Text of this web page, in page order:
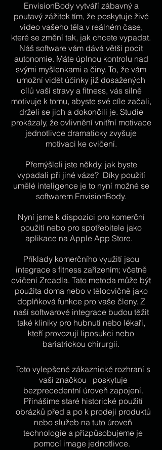
EnvisionBody vytváří zábavný a
poutavý zážitek tím, že poskytuje živé
video vašeho těla v reálném čase,
které se změní tak, jak chcete vypadat.
Náš software vám dává větší pocit
autonomie. Máte úplnou kontrolu nad
svými myšlenkami a činy. To, že vám
umožní vidět účinky již dosažených
cílů vaší stravy a fitness, vás silně
motivuje k tomu, abyste své cíle začali,
drželi se jich a dokončili je. Studie
prokázaly, že ovlivnění vnitřní motivace
jednotlivce dramaticky zvyšuje
motivaci ke cvičení.
Přemýšleli jste někdy, jak byste
vypadali při jiné váze? Díky použití
umělé inteligence je to nyní možné se
softwarem EnvisionBody.
Nyní jsme k dispozici pro komerční
použití nebo pro spotřebitele jako
aplikace na Apple App Store.
Příklady komerčního využití jsou
integrace s fitness zařízením; včetně
cvičení Zrcadla. Tato metoda může být
použita doma nebo v tělocvičně jako
doplňková funkce pro vaše členy. Z
naší softwarové integrace budou těžit
také kliniky pro hubnutí nebo lékaři,
kteří provozují liposukci nebo
bariatrickou chirurgii.
Toto vylepšené zákaznické rozhraní s
vaší značkou poskytuje
bezprecedentní úroveň zapojení.
Přinášíme staré historické použití
obrázků před a po k prodeji produktů
nebo služeb na tuto úroveň
technologie a přizpůsobujeme je
pomocí image jednotlivce.